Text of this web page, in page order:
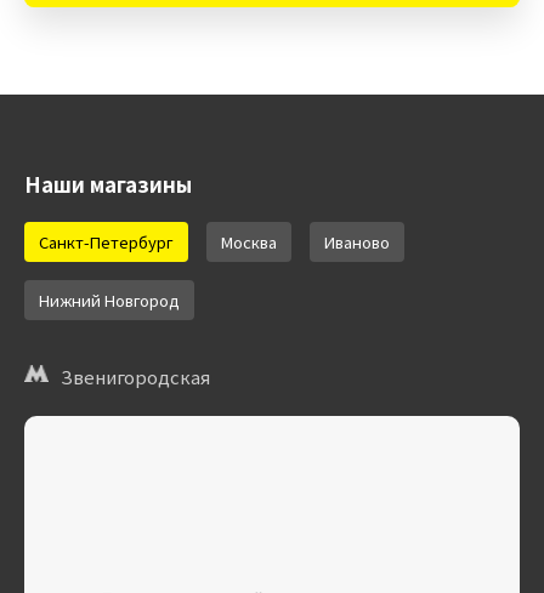
Наши магазины
Санкт-Петербург Москва Иваново
Нижний Новгород
Звенигородская